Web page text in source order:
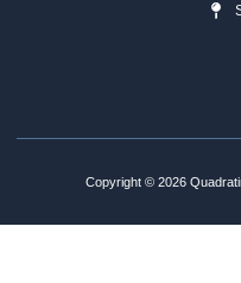
Copyright © 2026